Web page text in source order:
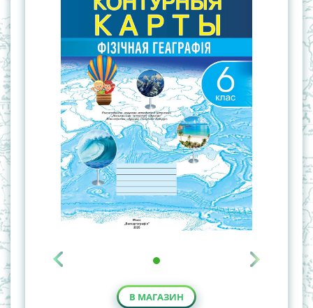
В МАГАЗИН